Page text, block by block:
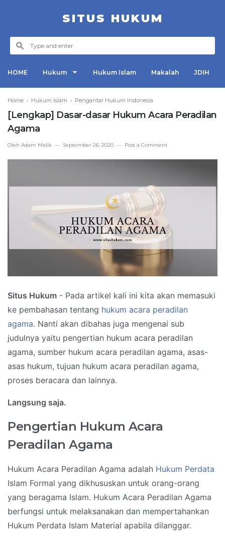
SITUS HUKUM
HOME Hukum Hukum Islam Makalah JDIH
Home › Hukum Islam › Pengantar Hukum Indonesia
[Lengkap] Dasar-dasar Hukum Acara Peradilan
Agama
Oleh Adam Malik September 26, 2020 Post a Comment
Situs Hukum - Pada artikel kali ini kita akan memasuki
ke pembahasan tentang hukum acara peradilan
agama. Nanti akan dibahas juga mengenai sub
judulnya yaitu pengertian hukum acara peradilan
agama, sumber hukum acara peradilan agama, asas-
asas hukum, tujuan hukum acara peradilan agama,
proses beracara dan lainnya.
Langsung saja.
Pengertian Hukum Acara
Peradilan Agama
Hukum Acara Peradilan Agama adalah Hukum Perdata
Islam Formal yang dikhususkan untuk orang-orang
yang beragama Islam. Hukum Acara Peradilan Agama
berfungsi untuk melaksanakan dan mempertahankan
Hukum Perdata Islam Material apabila dilanggar.